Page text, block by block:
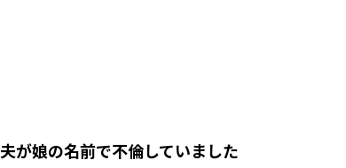
夫が娘の名前で不倫していました